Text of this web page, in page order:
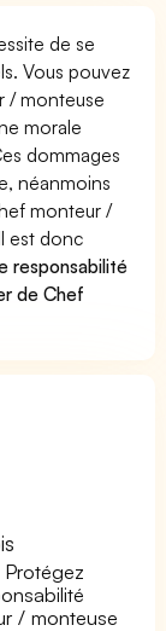
de se
Vous pouvez
/ monteuse
morale
dommages
néanmoins
monteur /
est donc
responsabilité
de Chef
/ monteuse